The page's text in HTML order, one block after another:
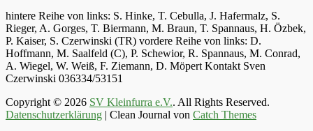
hintere Reihe von links: S. Hinke, T. Cebulla, J. Hafermalz, S.
Rieger, A. Gorges, T. Biermann, M. Braun, T. Spannaus, H. Özbek,
P. Kaiser, S. Czerwinski (TR) vordere Reihe von links: D.
Hoffmann, M. Saalfeld (C), P. Schewior, R. Spannaus, M. Conrad,
A. Wiegel, W. Weiß, F. Ziemann, D. Möpert Kontakt Sven
Czerwinski 036334/53151
Copyright © 2026 SV Kleinfurra e.V.. All Rights Reserved.
Datenschutzerklärung | Clean Journal von Catch Themes